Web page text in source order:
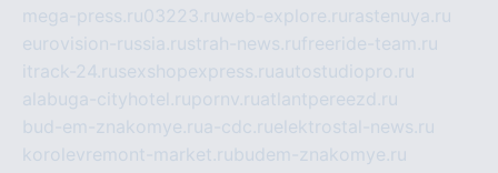
mega-press.ru03223.ruweb-explore.ru rastenuya.ru
eurovision-russia.rustrah-news.rufreeride-team.ru
itrack-24.rusexshopexpress.ruautostudiopro.ru
alabuga-cityhotel.rupornv.ruatlantpereezd.ru
bud-em-znakomye.rua-cdc.ruelektrostal-news.ru
korolevremont-market.rubudem-znakomye.ru